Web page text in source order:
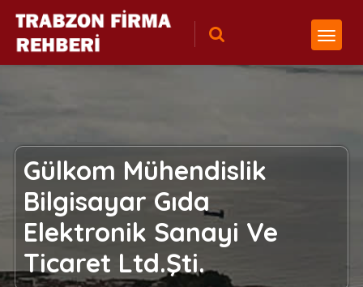
Gülkom Mühendislik
Bilgisayar Gıda
Elektronik Sanayi Ve
Ticaret Ltd.Şti.